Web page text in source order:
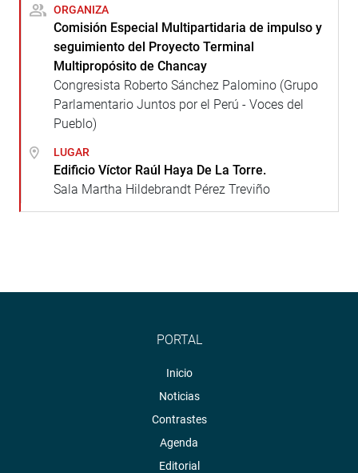
ORGANIZA
Comisión Especial Multipartidaria de impulso y
seguimiento del Proyecto Terminal
Multipropósito de Chancay
Congresista Roberto Sánchez Palomino (Grupo
Parlamentario Juntos por el Perú - Voces del
Pueblo)
LUGAR
Edificio Víctor Raúl Haya De La Torre.
Sala Martha Hildebrandt Pérez Treviño
PORTAL
Inicio
Noticias
Contrastes
Agenda
Editorial